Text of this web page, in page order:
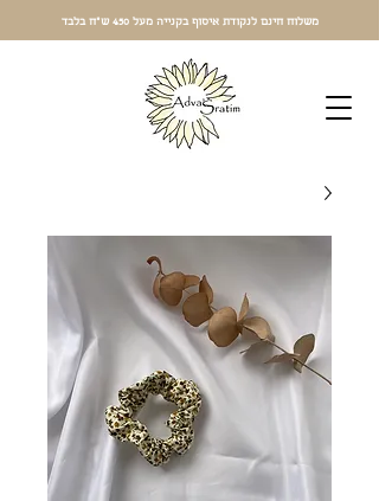
משלוח חינם לנקודת איסוף בקנייה מעל 450 ש"ח בלבד